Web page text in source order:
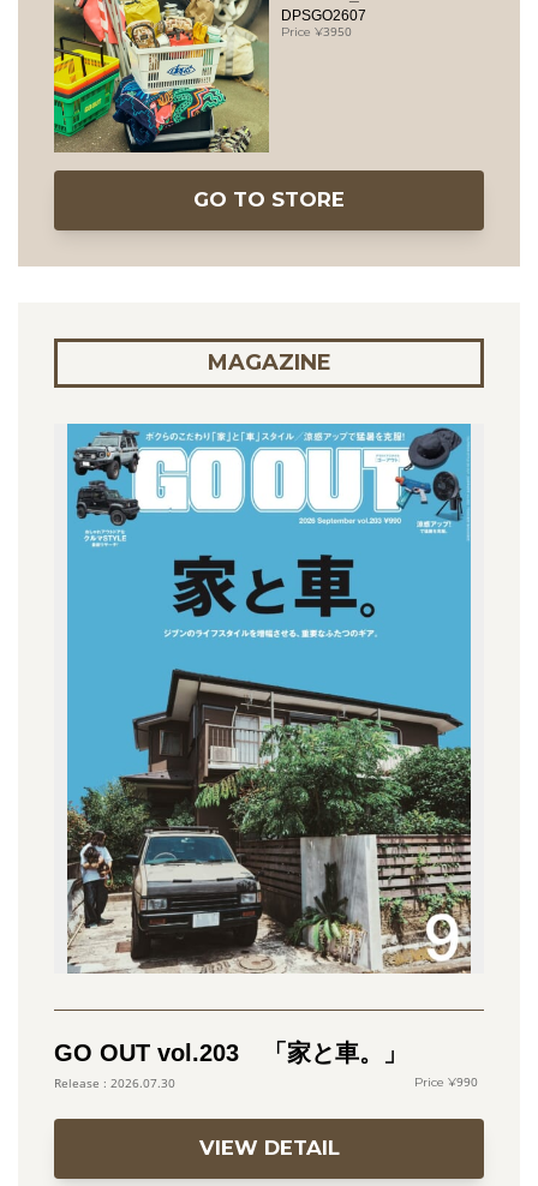
DPSGO2607
3950
GO TO STORE
MAGAZINE
GO OUT vol.203 「家と車。」
2026.07.30 990
VIEW DETAIL